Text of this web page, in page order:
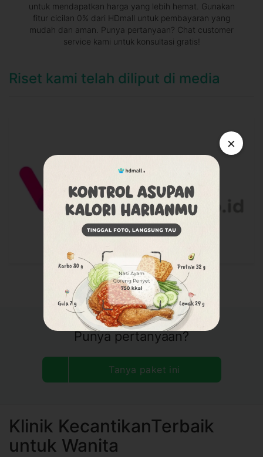
untuk mendapatkan harga yang lebih hemat. Gunakan
fitur cicilan 0% dari HDmall untuk pembayaran yang
mudah dan aman. Punya pertanyaan? Chat customer
service kami untuk konsultasi gratis!
Riset kami telah diliput di media
Punya pertanyaan?
Tanya paket ini
Klinik KecantikanTerbaik
untuk Wanita
×